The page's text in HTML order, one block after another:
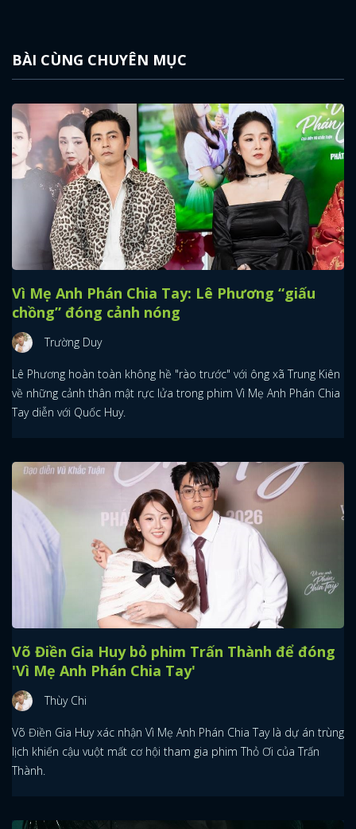
BÀI CÙNG CHUYÊN MỤC
Vì Mẹ Anh Phán Chia Tay: Lê Phương “giấu
chồng” đóng cảnh nóng
Trường Duy
Lê Phương hoàn toàn không hề "rào trước" với ông xã Trung Kiên
về những cảnh thân mật rực lửa trong phim Vì Mẹ Anh Phán Chia
Tay diễn với Quốc Huy.
Võ Điền Gia Huy bỏ phim Trấn Thành để đóng
'Vì Mẹ Anh Phán Chia Tay'
Thùy Chi
Võ Điền Gia Huy xác nhận Vì Mẹ Anh Phán Chia Tay là dự án trùng
lịch khiến cậu vuột mất cơ hội tham gia phim Thỏ Ơi của Trấn
Thành.